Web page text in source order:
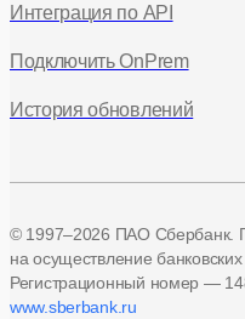
Интеграция по API
Подключить OnPrem
История обновлений
© 1997–2026 ПАО Сбербанк.
на осуществление
Регистрационный номер —
www.sberbank.ru